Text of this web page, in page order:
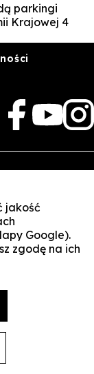
parkingi
Krajowej 4
majątkowe autorskie
do tych treści oraz ich
publikowania,
formie. Ograniczenia
jakość
Google).
zgodę na ich